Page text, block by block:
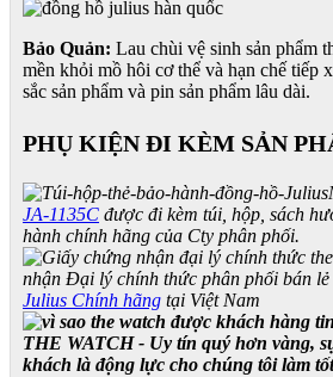
Bảo Quản: Lau chùi vệ sinh sản phẩm
mền khỏi mồ hôi cơ thể và hạn chế tiếp
sắc sản phẩm và pin sản phẩm lâu dài.
PHỤ KIỆN ĐI KÈM SẢN
JA-1135C được đi kèm túi, hộp, sách
hành chính hãng của Cty phân phối.
nhận Đại lý chính thức phân phối bán
Julius Chính hãng tại Việt Nam
THE WATCH - Uy tín quý hơn vàng,
khách là động lực cho chúng tôi làm